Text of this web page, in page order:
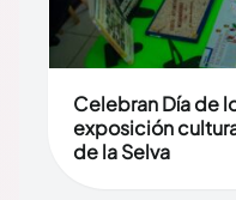
Celebran Día de
exposición
de la Selva